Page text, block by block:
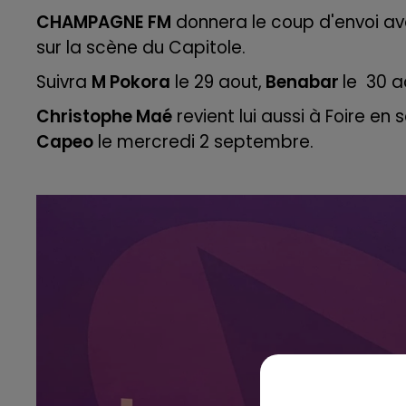
16h00 - 20h00
LE WEEK-END CHAMPAGNE FM
CHAMPAGNE FM donnera le coup d'envoi
sur la scène du Capitole.
Suivra M Pokora le 29 aout, Benabar le 30
Christophe Maé revient lui aussi à Foire en
Capeo le mercredi 2 septembre.